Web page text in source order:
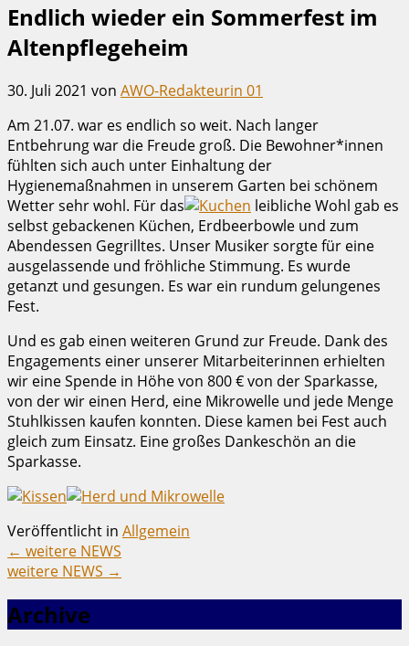
Endlich wieder ein Sommerfest im
Altenpflegeheim
30. Juli 2021 von AWO-Redakteurin 01
Am 21.07. war es endlich so weit. Nach langer
Entbehrung war die Freude groß. Die Bewohner*innen
fühlten sich auch unter Einhaltung der
Hygienemaßnahmen in unserem Garten bei schönem
Wetter sehr wohl. Für das
leibliche Wohl gab es
selbst gebackenen Küchen, Erdbeerbowle und zum
Abendessen Gegrilltes. Unser Musiker sorgte für eine
ausgelassende und fröhliche Stimmung. Es wurde
getanzt und gesungen. Es war ein rundum gelungenes
Fest.
Und es gab einen weiteren Grund zur Freude. Dank des
Engagements einer unserer Mitarbeiterinnen erhielten
wir eine Spende in Höhe von 800 € von der Sparkasse,
von der wir einen Herd, eine Mikrowelle und jede Menge
Stuhlkissen kaufen konnten. Diese kamen bei Fest auch
gleich zum Einsatz. Eine großes Dankeschön an die
Sparkasse.
Veröffentlicht in Allgemein
← weitere NEWS
weitere NEWS →
Archive